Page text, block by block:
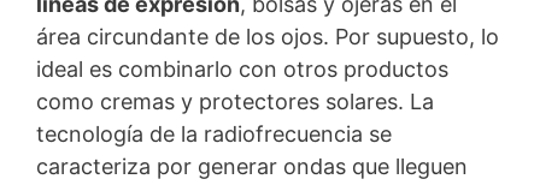
área circundante de los ojos. Por supuesto, lo
ideal es combinarlo con otros productos
como cremas y protectores solares. La
tecnología de la radiofrecuencia se
caracteriza por generar ondas que lleguen